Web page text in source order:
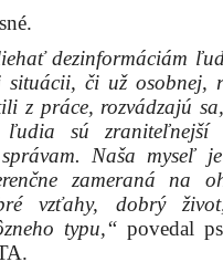
dezinformáciám
či už osobnej,
z práce, rozvádzajú
sú zraniteľnejší
Naša myseľ
zameraná na
vzťahy, dobrý
typu,“ povedal